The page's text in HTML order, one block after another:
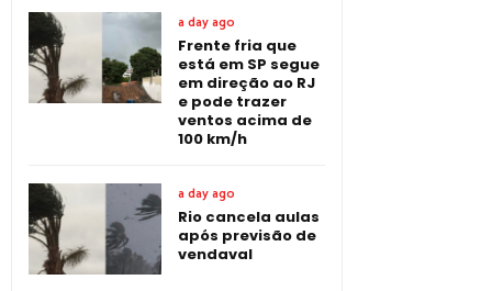
a day ago
Frente fria que
está em SP segue
em direção ao RJ
e pode trazer
ventos acima de
100 km/h
a day ago
Rio cancela aulas
após previsão de
vendaval